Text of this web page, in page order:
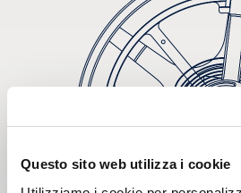
Questo sito web utilizza i cookie